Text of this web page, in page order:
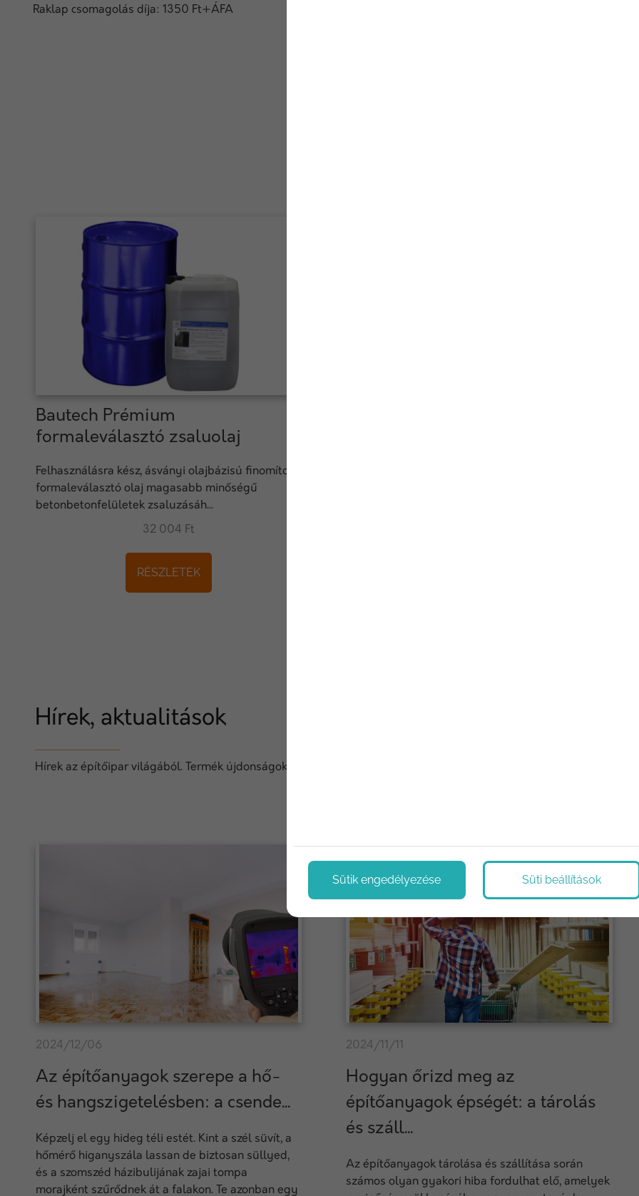
Raklap csomagolás díja: 1350 Ft+ÁFA
Bautech Prémium
formaleválasztó zsaluolaj
Felhasználásra kész, ásványi olajbázisú finomított
formaleválasztó olaj magasabb minőségű
betonbetonfelületek zsaluzásáh...
32 004 Ft
RÉSZLETEK
Hírek, aktualitások
Hírek az építőipar világából. Termék újdonságok, technológiák, újítások. Megoldások, tippek és trükkök.
2024/12/06
Az építőanyagok szerepe a hő-
és hangszigetelésben: a csende...
Képzelj el egy hideg téli estét. Kint a szél süvít, a
hőmérő higanyszála lassan de biztosan süllyed,
és a szomszéd házibulijának zajai tompa
morajként szűrődnek át a falakon. Te azonban egy
2024/11/11
Hogyan őrizd meg az
építőanyagok épségét: a tárolás
és száll...
Az építőanyagok tárolása és szállítása során
számos olyan gyakori hiba fordulhat elő, amelyek
Sütik engedélyezése Süti beállítások